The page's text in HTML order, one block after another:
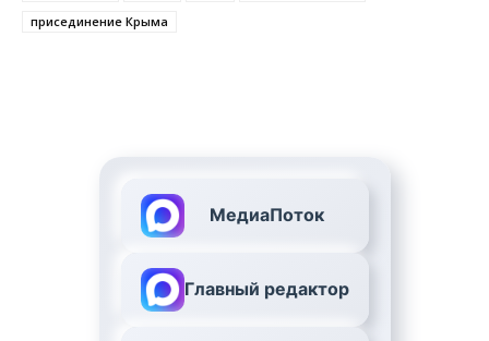
присединение Крыма
МедиаПоток
Главный редактор